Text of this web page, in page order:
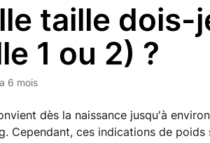
taille dois-
1 ou 2) ?
6 mois
dès la naissance jusqu'à
Cependant, ces indications de